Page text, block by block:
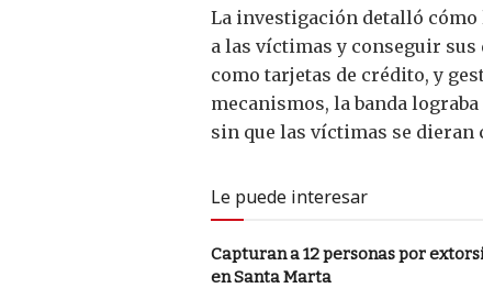
La investigación detalló cómo
a las víctimas y conseguir
como tarjetas de crédito, y
mecanismos, la banda
sin que las víctimas se dieran
Le puede interesar
Capturan a 12 personas por
en Santa Marta